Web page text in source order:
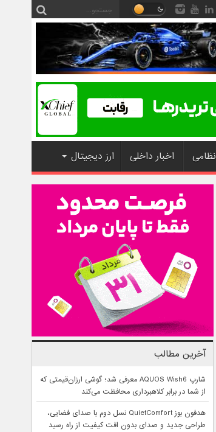
نظامی اخبار داخلی ارز دیجیتال
آخرین مطالب
شارپ AQUOS Wish6 معرفی شد؛ گوشی ارزان‌قیمتی که
از شما در برابر کلاهبرداری محافظت می‌کند
هدفون بوز QuietComfort نسل دوم با صدای فضایی،
طراحی جدید و صدای بدون افت کیفیت از راه رسید